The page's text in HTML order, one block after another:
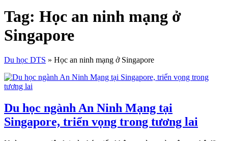
Tag: Học an ninh mạng ở
Singapore
Du học DTS » Học an ninh mạng ở Singapore
Du học ngành An Ninh Mạng tại
Singapore, triển vọng trong tương lai